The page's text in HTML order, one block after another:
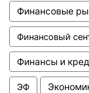
Финансовые
Финансовый
Финансы и
ЭФ